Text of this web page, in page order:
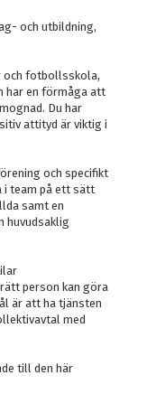
och utbildning,
och fotbollsskola,
har en förmåga att
Du har
attityd är viktig i
och specifikt
i team på ett sätt
samt en
huvudsaklig
person kan göra
är att ha tjänsten
med
till den här